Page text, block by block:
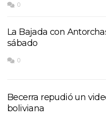
0
La Bajada con
sábado
0
Becerra repudió un
boliviana